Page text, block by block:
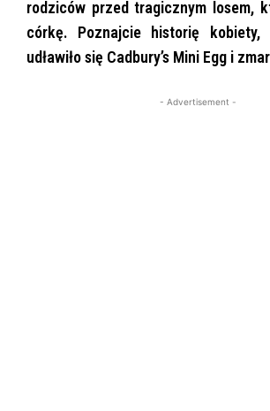
rodziców przed tragicznym losem,
córkę. Poznajcie historię
udławiło się Cadbury’s Mini Egg i
- Advertisement -